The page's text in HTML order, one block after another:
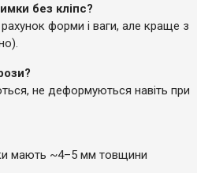
без кліпс?
форми і ваги, але краще з
не деформуються навіть при
мають ~4–5 мм товщини